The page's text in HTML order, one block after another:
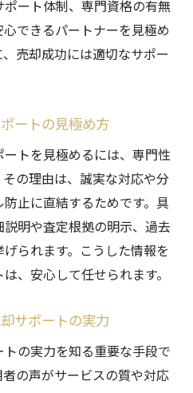
ート体制、専門資格の有無
できるパートナーを見極め
売却成功には適切なサポー
ートの見極め方
トを見極めるには、専門性
の理由は、誠実な対応や分
止に直結するためです。具
明や査定根拠の明示、過去
られます。こうした情報を
、安心して任せられます。
サポートの実力
の実力を知る重要な手段で
の声がサービスの質や対応